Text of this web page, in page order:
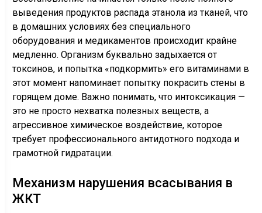
выведения продуктов распада этанола из тканей, что
в домашних условиях без специального
оборудования и медикаментов происходит крайне
медленно. Организм буквально задыхается от
токсинов, и попытка «подкормить» его витаминами в
этот момент напоминает попытку покрасить стены в
горящем доме. Важно понимать, что интоксикация —
это не просто нехватка полезных веществ, а
агрессивное химическое воздействие, которое
требует профессионального антидотного подхода и
грамотной гидратации.
Механизм нарушения всасывания в
ЖКТ